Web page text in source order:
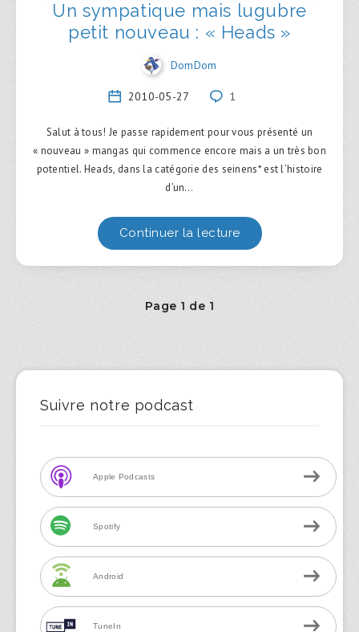
Un sympatique mais lugubre
petit nouveau : « Heads »
DomDom
2010-05-27 1
Salut à tous! Je passe rapidement pour vous présenté un
« nouveau » mangas qui commence encore mais a un très bon
potentiel. Heads, dans la catégorie des seinens* est l’histoire
d’un…
Continuer la lecture
Page 1 de 1
Suivre notre podcast
Apple Podcasts
Spotify
Android
TuneIn